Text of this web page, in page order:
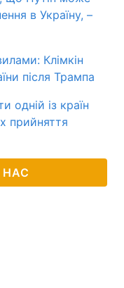
в Україну, –
Клімкін
після Трампа
одній із країн
прийняття